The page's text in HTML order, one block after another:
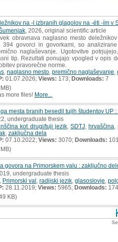
na -l izbranih glagolov na -éti -ím v
, 2026, original scientific article
obravnava naglasno mesto
394 govorci in govorkami, so
naglaševanje. Ugotovitve
tip. Rezultati ponujajo vpogled v opis
pravorečne norme.
naglasno mesto premično naglaševanje
01.07.2026; Views: 173; Downloads: 7
more files! More...
mesta branih besedil tujih študentov UP
undergraduate thesis
kot drugi/tuji jezik, SDTJ,hrvaščina ,
zaključna dela
07.10.2022; Views: 3070; Downloads:
govora na Primorskem valu : zaključno
undergraduate thesis
Primorski val radijski jezik glasoslovje
28.11.2019; Views: 5965; Downloads: 174
KB)